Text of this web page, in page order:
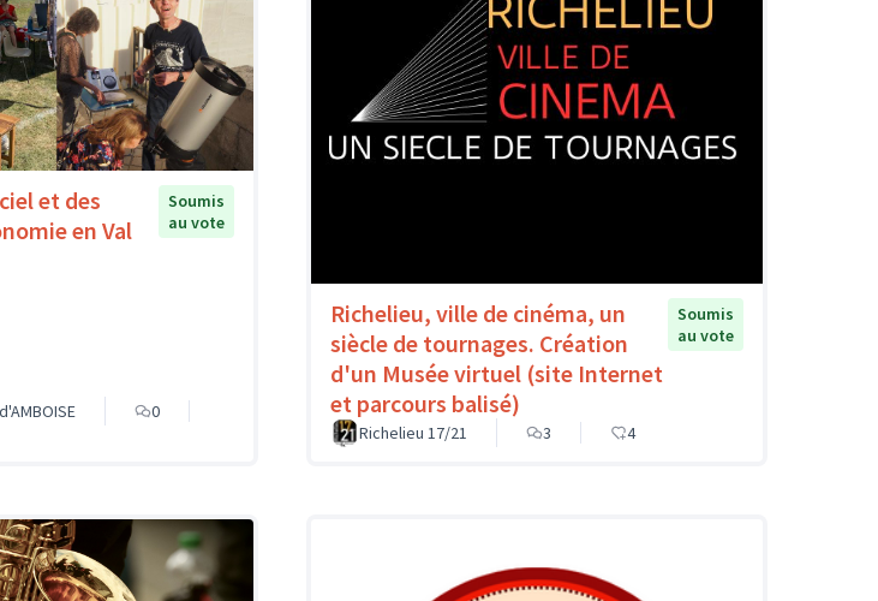
et des
en Val
Soumis
au vote
0
Richelieu, ville de cinéma, un
siècle de tournages. Création
d'un Musée virtuel (site Internet
et parcours balisé)
Soumis
au vote
Richelieu 17/21 3 4